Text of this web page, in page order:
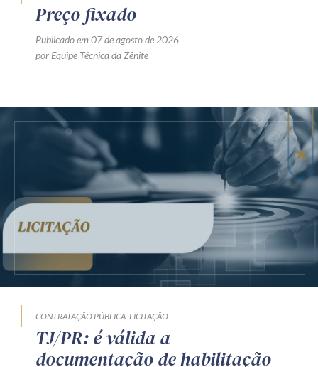
Preço fixado
Publicado em 07 de agosto de 2026
por Equipe Técnica da Zênite
CONTRATAÇÃO PÚBLICA LICITAÇÃO
TJ/PR: é válida a
documentação de habilitação